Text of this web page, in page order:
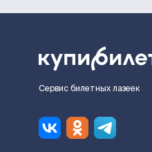
Сервис билетных лазеек